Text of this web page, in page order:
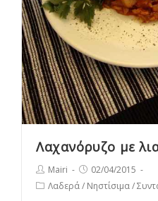
Λαχανόρυζο με
Post
author:
Mairi
Post
published:
02/04/2015
PostΛαδερά/ Νηστίσιμα/